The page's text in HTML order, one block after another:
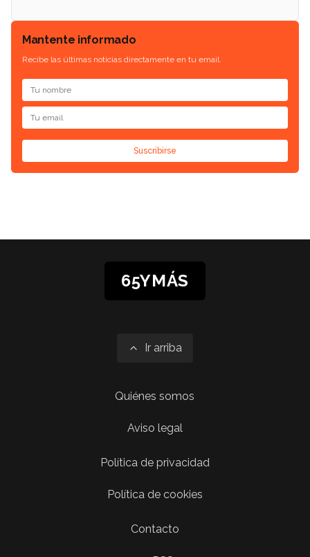
Mantente informado
Recibe las últimas noticias directamente en tu email.
Suscribirse
65YMÁS
Ir arriba
Quiénes somos
Aviso legal
Política de privacidad
Política de cookies
Contacto